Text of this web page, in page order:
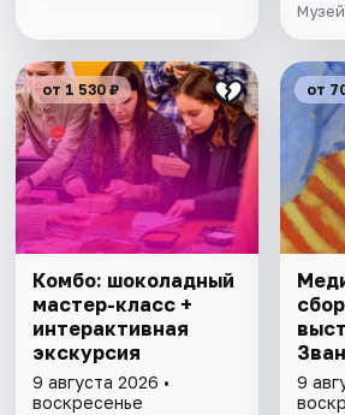
от 1 530 ₽
Комбо: шоколадный
мастер-класс +
интерактивная
экскурсия
9 августа 2026 •
воскресенье
от
9